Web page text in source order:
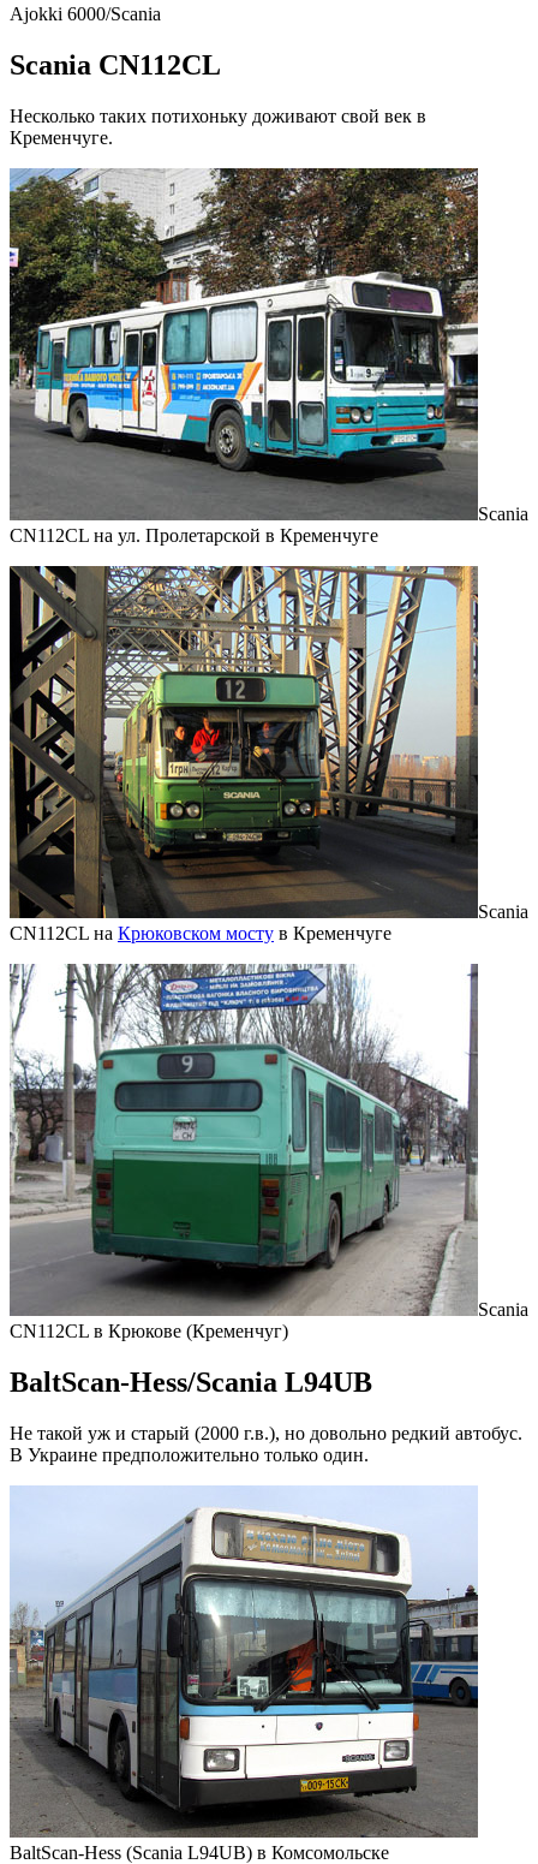
Ajokki 6000/Scania
Scania CN112CL
Несколько таких потихоньку доживают свой век в
Кременчуге.
Scania
CN112CL на ул. Пролетарской в Кременчуге
Scania
CN112CL на Крюковском мосту в Кременчуге
Scania
CN112CL в Крюкове (Кременчуг)
BaltScan-Hess/Scania L94UB
Не такой уж и старый (2000 г.в.), но довольно редкий автобус.
В Украине предположительно только один.
BaltScan-Hess (Scania L94UB) в Комсомольске